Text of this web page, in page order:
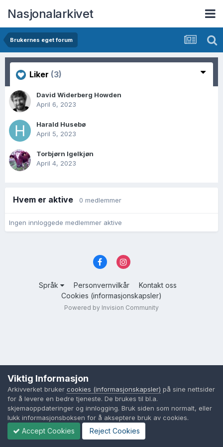
Nasjonalarkivet
Brukernes eget forum
Liker (3)
David Widerberg Howden
April 6, 2023
Harald Husebø
April 5, 2023
Torbjørn Igelkjøn
April 4, 2023
Hvem er aktive 0 medlemmer
Ingen innloggede medlemmer aktive
Språk Personvernvilkår
Kontakt oss
Cookies (informasjonskapsler)
Powered by Invision Community
Viktig Informasjon
Arkivverket bruker cookies (informasjonskapsler) på sine nettsider
for å levere en bedre tjeneste. De brukes til bl.a.
skjemaoppdateringer og innlogging. Bruk siden som normalt, eller
lukk informasjonsboksen for å akseptere bruk av cookies.
Accept Cookies Reject Cookies